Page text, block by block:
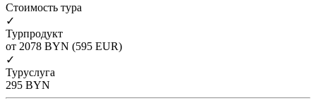
Cтоимость тура
✓
Турпродукт
от 2078 BYN (595 EUR)
✓
Туруслуга
295 BYN